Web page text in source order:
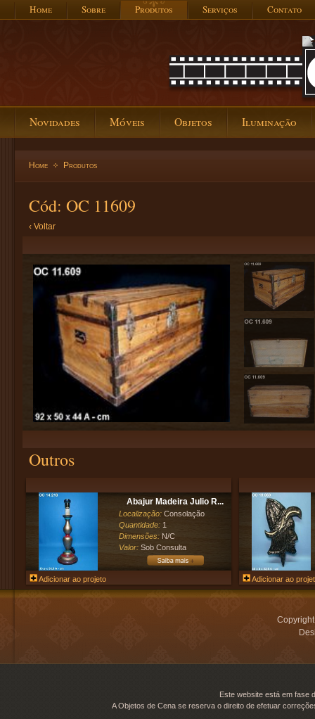
Home Sobre Produtos Serviços Contato
Novidades Móveis Objetos Iluminação
Home Produtos
Cód: OC 11609
‹ Voltar
Outros
Abajur Madeira Julio R...
Localização: Consolação
Quantidade: 1
Dimensões: N/C
Valor: Sob Consulta
Adicionar ao projeto Adicionar ao
Este website está em fase
A Objetos de Cena se reserva o direito de efetuar